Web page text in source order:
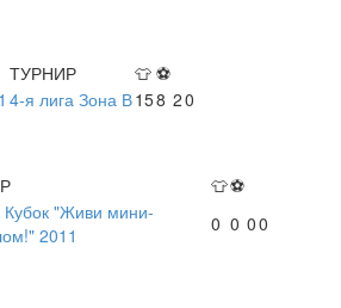
ТУРНИР 👕 ⚽
4-я лига Зона В158 20
👕⚽
Кубок "Живи мини-
2011
0 0 00